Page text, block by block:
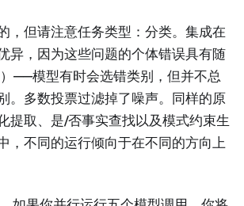
，但请注意任务类型：分类。集成在
异，因为这些问题的个体错误具有随
——模型有时会选错类别，但并不总
。多数投票过滤掉了噪声。同样的原
提取、是/否事实查找以及模式约束生
，不同的运行倾向于在不同的方向上